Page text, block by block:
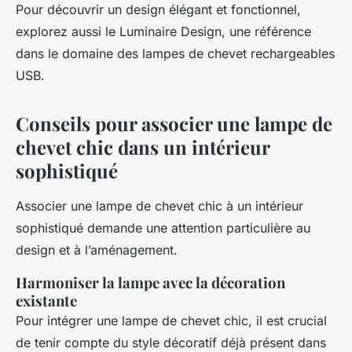
Pour découvrir un design élégant et fonctionnel,
explorez aussi le Luminaire Design, une référence
dans le domaine des lampes de chevet rechargeables
USB.
Conseils pour associer une lampe de
chevet chic dans un intérieur
sophistiqué
Associer une lampe de chevet chic à un intérieur
sophistiqué demande une attention particulière au
design et à l’aménagement.
Harmoniser la lampe avec la décoration
existante
Pour intégrer une lampe de chevet chic, il est crucial
de tenir compte du style décoratif déjà présent dans